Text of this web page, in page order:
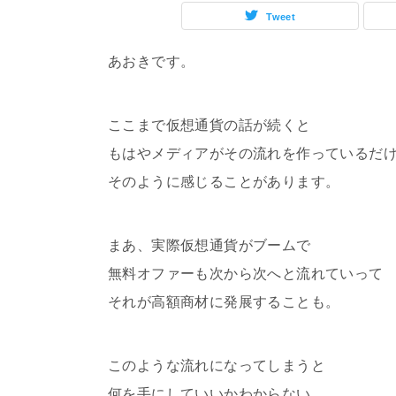
Tweet
あおきです。
ここまで仮想通貨の話が続くと
もはやメディアがその流れを作っているだ
そのように感じることがあります。
まあ、実際仮想通貨がブームで
無料オファーも次から次へと流れていって
それが高額商材に発展することも。
このような流れになってしまうと